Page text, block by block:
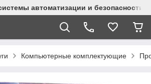
автоматизации и безопасности
Компьютерные комплектующие